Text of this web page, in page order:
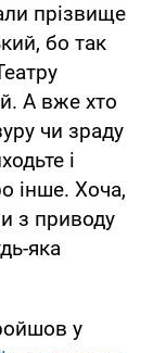
прізвище
бо так
А вже хто
чи зраду
і
інше. Хоча,
з приводу
яка
у